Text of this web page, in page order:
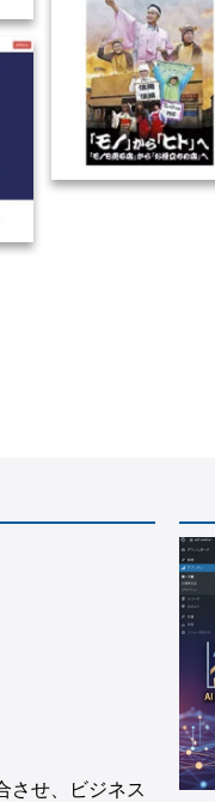
2018-HP
させ、ビジネス